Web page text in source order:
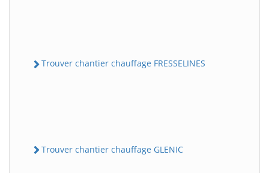
Trouver chantier chauffage FRESSELINES
Trouver chantier chauffage GLENIC